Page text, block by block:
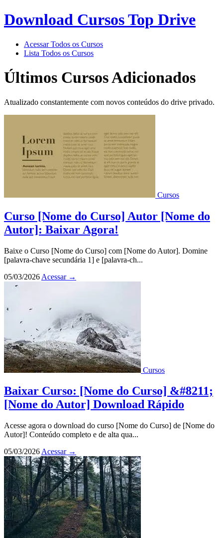
Download Cursos Top Drive
Acessar Todos os Cursos
Lista Todos os Cursos
Últimos Cursos Adicionados
Atualizado constantemente com novos conteúdos do drive privado.
Cursos
Curso [Nome do Curso] Autor [Nome do
Autor]: Baixar Agora!
Baixe o Curso [Nome do Curso] com [Nome do Autor]. Domine
[palavra-chave secundária 1] e [palavra-ch...
05/03/2026 Acessar →
Cursos
Baixar Curso: [Nome do Curso] &#8211;
[Nome do Autor] Download Rápido
Acesse agora o download do curso [Nome do Curso] de [Nome do
Autor]! Conteúdo completo e de alta qua...
05/03/2026 Acessar →